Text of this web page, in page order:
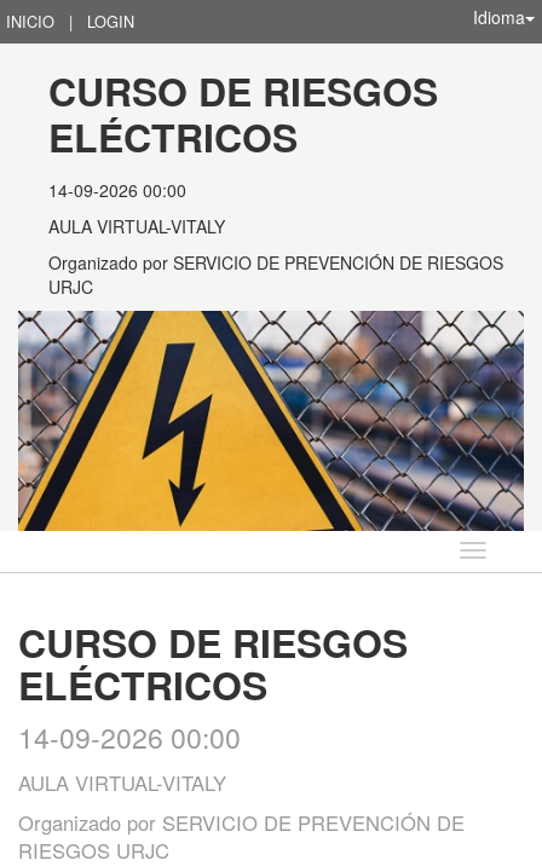
INICIO | LOGIN Idioma
CURSO DE RIESGOS
ELÉCTRICOS
14-09-2026 00:00
AULA VIRTUAL-VITALY
Organizado por SERVICIO DE PREVENCIÓN DE RIESGOS
URJC
Idioma
CURSO DE RIESGOS
ELÉCTRICOS
14-09-2026 00:00
AULA VIRTUAL-VITALY
Organizado por SERVICIO DE PREVENCIÓN DE
RIESGOS URJC